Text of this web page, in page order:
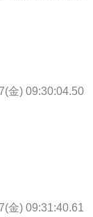
金) 09:30:04.50
金) 09:31:40.61